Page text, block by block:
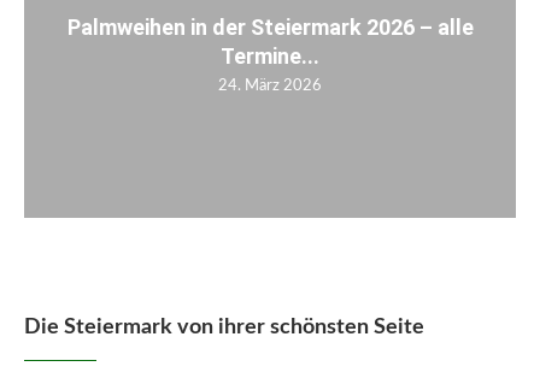
Palmweihen in der Steiermark 2026 – alle
Termine...
24. März 2026
Die Steiermark von ihrer schönsten Seite